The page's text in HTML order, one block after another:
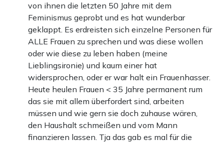
von ihnen die letzten 50 Jahre mit dem
Feminismus geprobt und es hat wunderbar
geklappt. Es erdreisten sich einzelne Personen für
ALLE Frauen zu sprechen und was diese wollen
oder wie diese zu leben haben (meine
Lieblingsironie) und kaum einer hat
widersprochen, oder er war halt ein Frauenhasser.
Heute heulen Frauen < 35 Jahre permanent rum
das sie mit allem überfordert sind, arbeiten
müssen und wie gern sie doch zuhause wären,
den Haushalt schmeißen und vom Mann
finanzieren lassen. Tja das gab es mal für die